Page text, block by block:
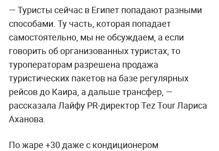
— Туристы сейчас в Египет попадают разными
способами. Ту часть, которая попадает
самостоятельно, мы не обсуждаем, а если
говорить об организованных туристах, то
туроператорам разрешена продажа
туристических пакетов на базе регулярных
рейсов до Каира, а дальше трансфер, —
рассказала Лайфу PR-директор Tez Tour Лариса
Аханова.
По жаре +30 даже с кондиционером